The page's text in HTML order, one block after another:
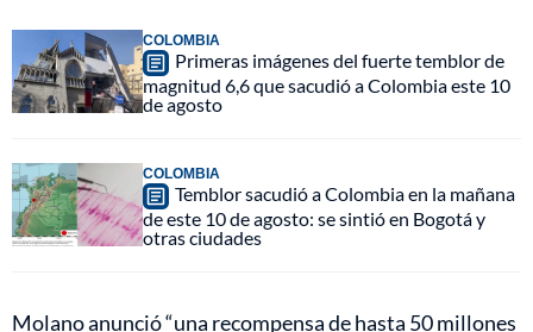
COLOMBIA
Primeras imágenes del fuerte temblor de
magnitud 6,6 que sacudió a Colombia este 10
de agosto
COLOMBIA
Temblor sacudió a Colombia en la mañana
de este 10 de agosto: se sintió en Bogotá y
otras ciudades
Molano anunció “una recompensa de hasta 50 millones